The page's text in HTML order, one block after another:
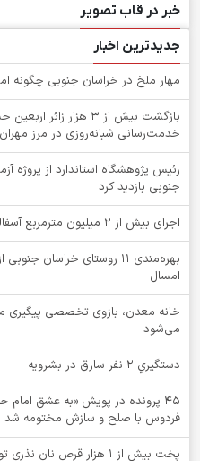
خبر در قاب تصویر
جدیدترین اخبار
‌مهار ملخ در خراسان جنوبی چگونه
بازگشت بیش از ۳ هزار
خدمت‌رسانی شبانه‌روزی در مرز مهران
رئیس پژوهشگاه استاندارد از پروژه
جنوبی بازدید کرد
اجرای بیش از ۲ میلیون مترمربع آسفالت معابر طی چهار سال گذشته
بهره‌مندی ۱۱ روستای
امسال
خانه معدن، بازوی تخصصی پیگیری
می‌شود
دستگيري 2 نفر سارق در بشرويه
۴۵ پرونده در پویش «به عشق
فردوس با صلح و سازش مختومه شد
پخت بیش از 1 هزار قرص